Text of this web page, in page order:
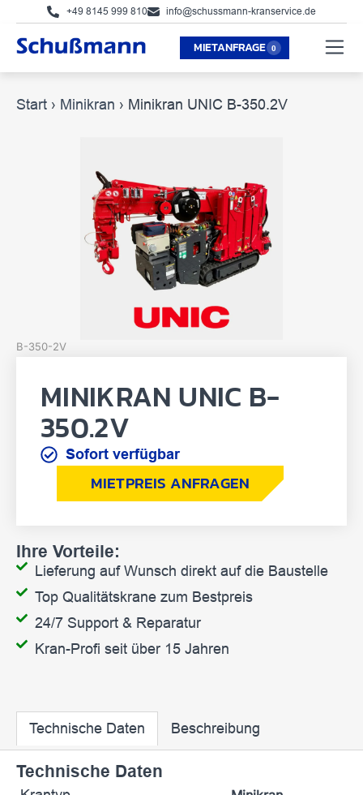
+49 8145 999 810 info@schussmann-kranservice.de
MIETANFRAGE
Start › Minikran › Minikran UNIC B-350.2V
B-350-2V
MINIKRAN UNIC B-
350.2V
Sofort verfügbar
MIETPREIS ANFRAGEN
Ihre Vorteile:
Lieferung auf Wunsch direkt auf die Baustelle
Top Qualitätskrane zum Bestpreis
24/7 Support & Reparatur
Kran-Profi seit über 15 Jahren
Technische Daten Beschreibung
Technische Daten